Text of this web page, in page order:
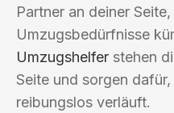
Partner an deiner
Umzugsbedürfnisse
Umzugshelfer stehen
Seite und sorgen
reibungslos verläuft.